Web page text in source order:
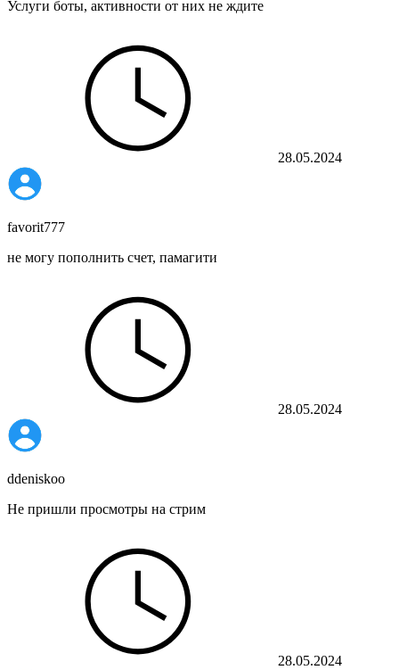
Услуги боты, активности от них не ждите
28.05.2024
favorit777
не могу пополнить счет, памагити
28.05.2024
ddeniskoo
Не пришли просмотры на стрим
28.05.2024